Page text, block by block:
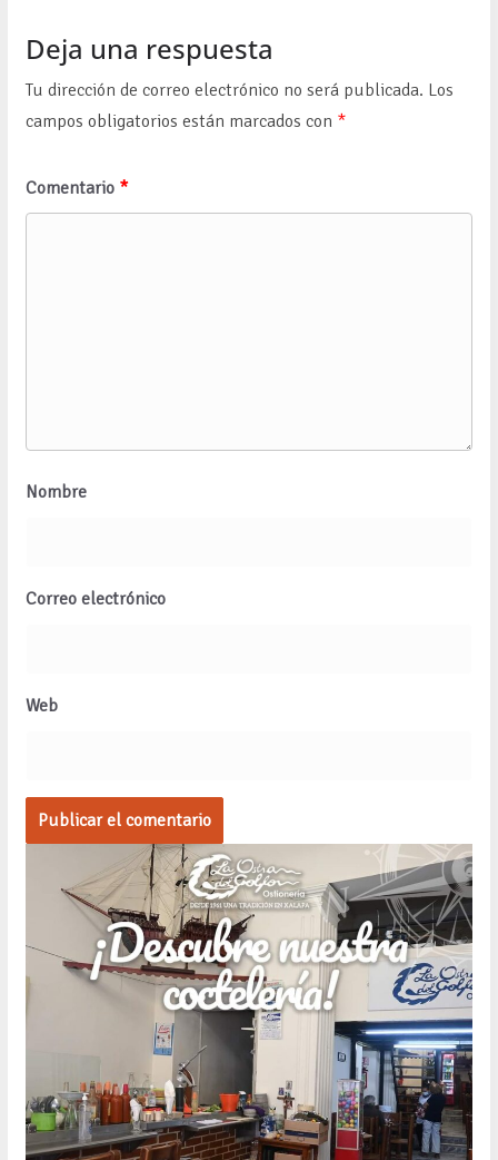
Deja una respuesta
Tu dirección de correo electrónico no será publicada. Los
campos obligatorios están marcados con *
Comentario *
Nombre
Correo electrónico
Web